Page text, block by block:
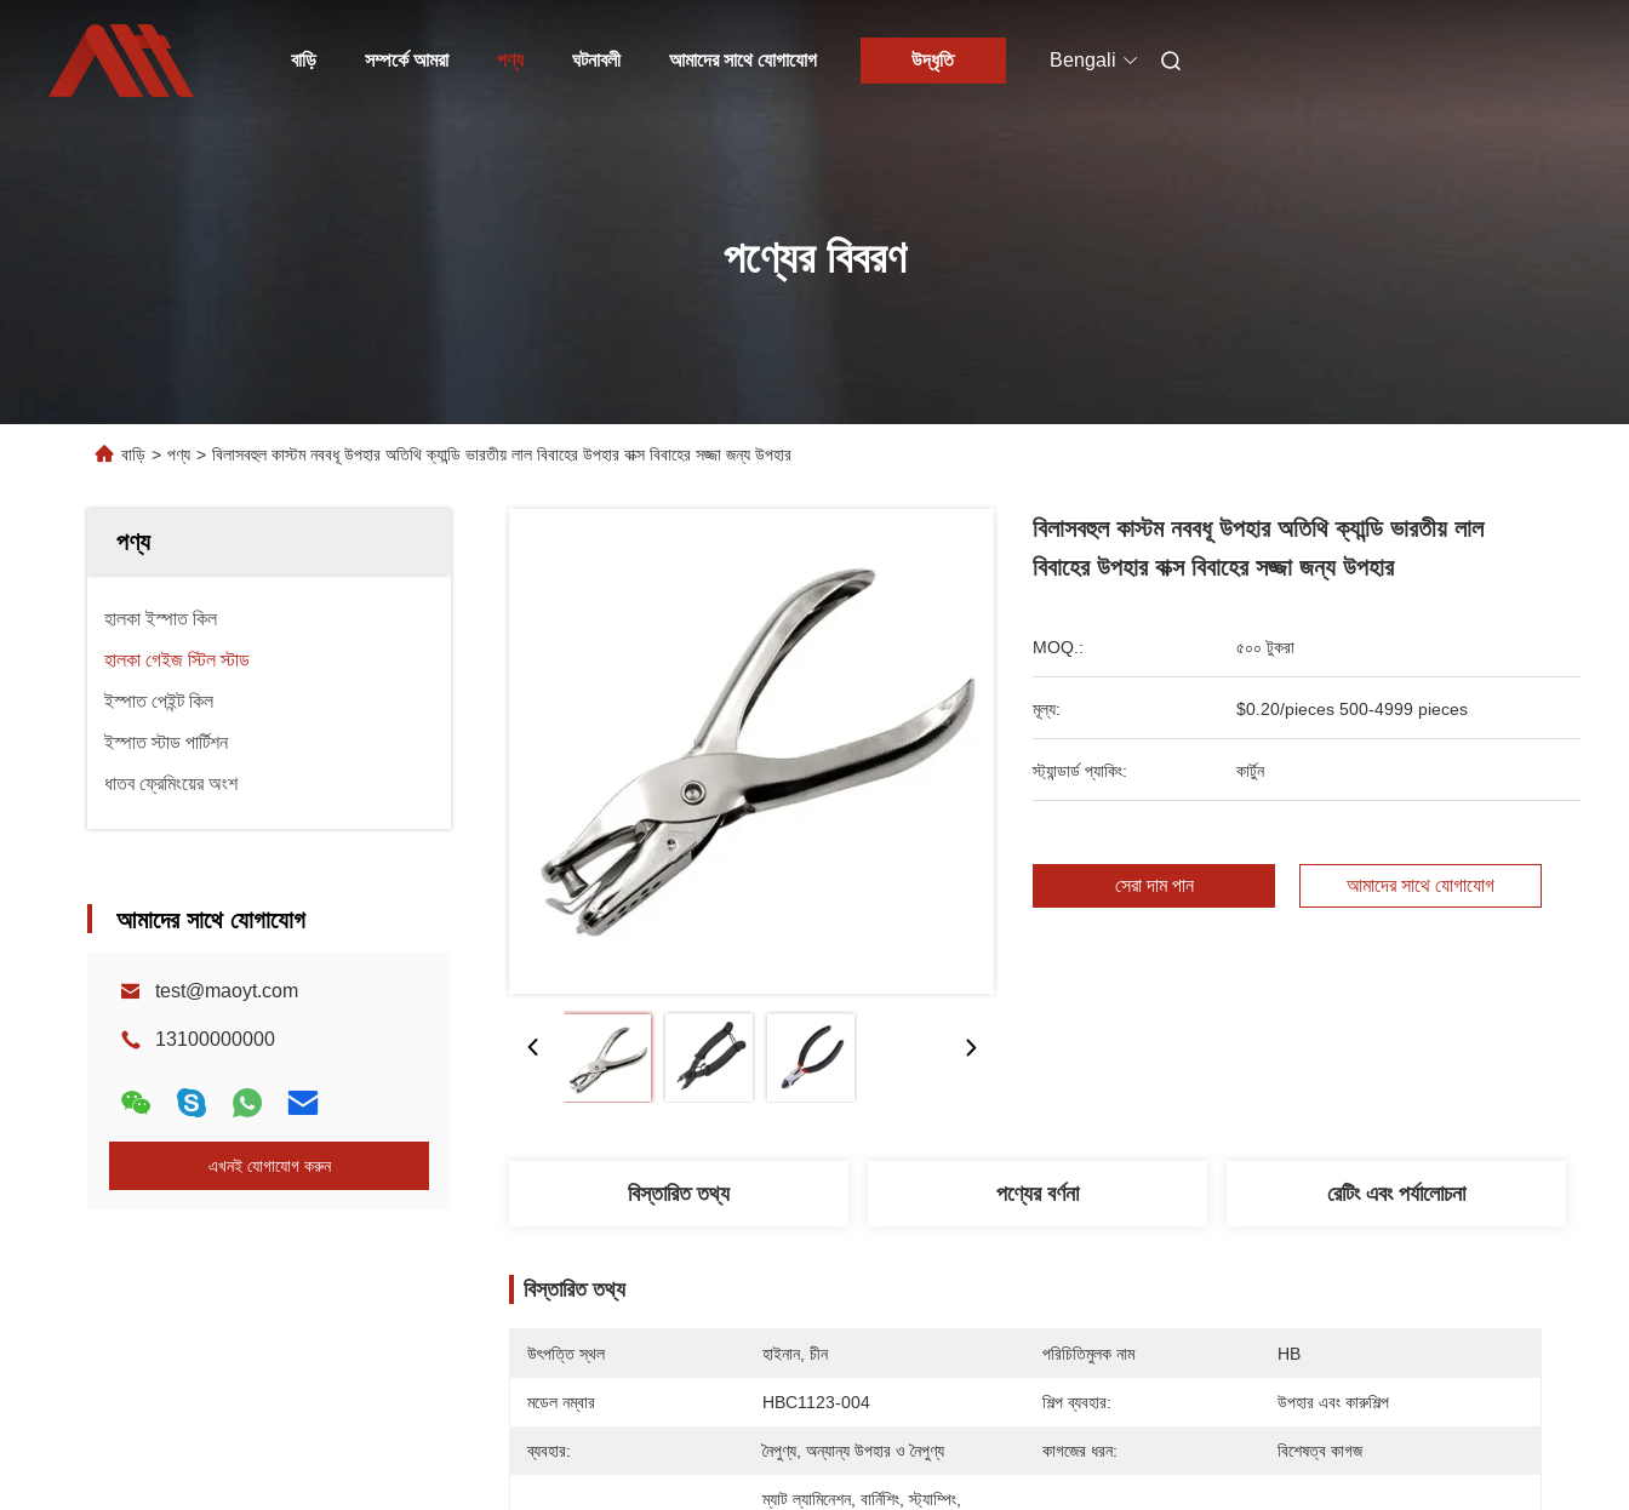
বাড়ি সম্পর্কে আমরা পণ্য ঘটনাবলী আমাদের সাথে যোগাযোগ উদ্ধৃতি Bengali
পণ্যের বিবরণ
বাড়ি > পণ্য > বিলাসবহুল কাস্টম নববধূ উপহার অতিথি ক্যান্ডি ভারতীয় লাল বিবাহের উপহার বাক্স বিবাহের সজ্জা জন্য উপহার
পণ্য
হালকা ইস্পাত কিল
হালকা গেইজ স্টিল স্টাড
ইস্পাত পেইন্ট কিল
ইস্পাত স্টাড পার্টিশন
ধাতব ফ্রেমিংয়ের অংশ
আমাদের সাথে যোগাযোগ
test@maoyt.com
13100000000
এখনই যোগাযোগ করুন
বিলাসবহুল কাস্টম নববধূ উপহার অতিথি ক্যান্ডি ভারতীয় লাল
বিবাহের উপহার বাক্স বিবাহের সজ্জা জন্য উপহার
MOQ.: ৫০০ টুকরা
মূল্য: $0.20/pieces 500-4999 pieces
স্ট্যান্ডার্ড প্যাকিং: কার্টুন
সেরা দাম পান আমাদের সাথে যোগাযোগ
বিস্তারিত তথ্য পণ্যের বর্ণনা রেটিং এবং পর্যালোচনা
বিস্তারিত তথ্য
উৎপত্তি স্থল হাইনান, চীন পরিচিতিমুলক নাম HB
মডেল নম্বার HBC1123-004 শিল্প ব্যবহার: উপহার এবং কারুশিল্প
ব্যবহার: নৈপুণ্য, অন্যান্য উপহার ও নৈপুণ্য কাগজের ধরন: বিশেষত্ব কাগজ
ম্যাট ল্যামিনেশন, বার্নিশিং, স্ট্যাম্পিং,